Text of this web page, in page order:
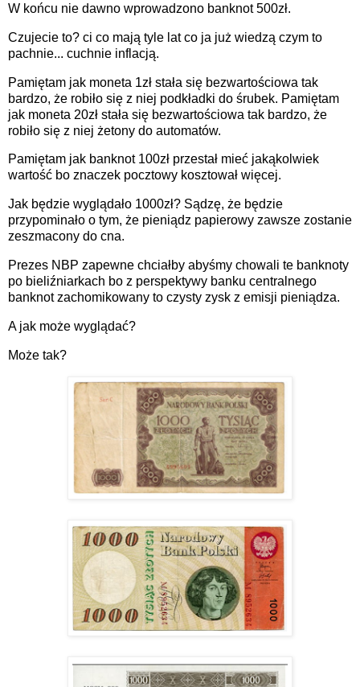
W końcu nie dawno wprowadzono banknot 500zł.
Czujecie to? ci co mają tyle lat co ja już wiedzą czym to
pachnie... cuchnie inflacją.
Pamiętam jak moneta 1zł stała się bezwartościowa tak
bardzo, że robiło się z niej podkładki do śrubek. Pamiętam
jak moneta 20zł stała się bezwartościowa tak bardzo, że
robiło się z niej żetony do automatów.
Pamiętam jak banknot 100zł przestał mieć jakąkolwiek
wartość bo znaczek pocztowy kosztował więcej.
Jak będzie wyglądało 1000zł? Sądzę, że będzie
przypominało o tym, że pieniądz papierowy zawsze zostanie
zeszmacony do cna.
Prezes NBP zapewne chciałby abyśmy chowali te banknoty
po bieliźniarkach bo z perspektywy banku centralnego
banknot zachomikowany to czysty zysk z emisji pieniądza.
A jak może wyglądać?
Może tak?